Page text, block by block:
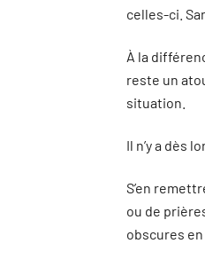
celles-ci.
À la
reste un
situation.
Il n’y a dès
S’en
ou de
obscures